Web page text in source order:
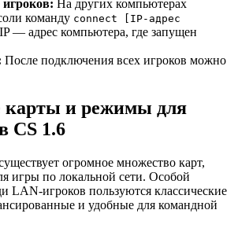
На других компьютерах
команду connect [IP-адрес
— адрес компьютера, где запущен
После подключения всех игроков можно
и режимы для
CS 1.6
огромное множество карт,
игры по локальной сети. Особой
LAN-игроков пользуются классические
и удобные для командной